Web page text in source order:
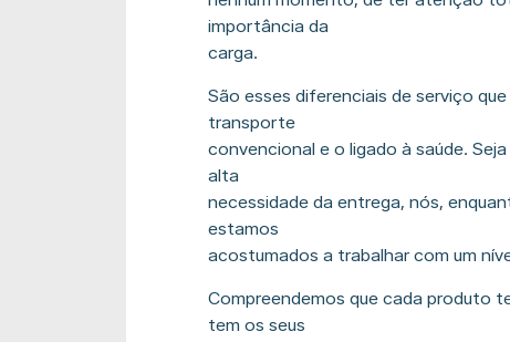
importância da
carga.
São esses diferenciais de serviço
transporte
convencional e o ligado à saúde.
alta
necessidade da entrega, nós,
estamos
acostumados a trabalhar com um
Compreendemos que cada produto
tem os seus